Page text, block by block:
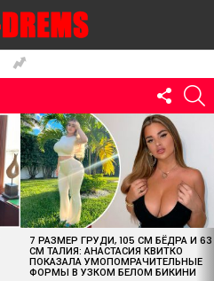
US
7 РАЗМЕР ГРУДИ, 105 СМ БЁДРА И 63
СМ ТАЛИЯ: АНАСТАСИЯ КВИТКО
ПОКАЗАЛА УМОПОМРАЧИТЕЛЬНЫЕ
ФОРМЫ В УЗКОМ БЕЛОМ БИКИНИ